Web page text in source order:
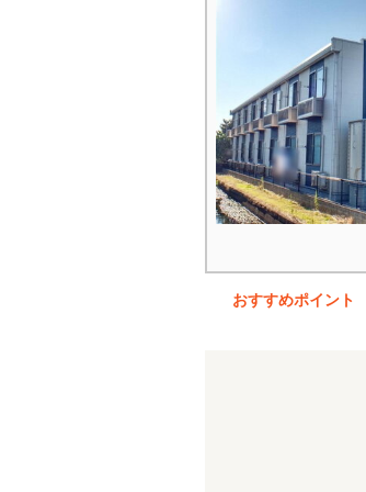
おすすめポイント